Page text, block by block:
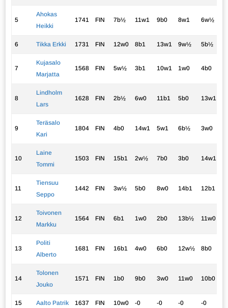
5
Ahokas
Heikki
1741 FIN 7b½ 11w1 9b0 8w1 6w½
6 Tikka Erkki 1731 FIN 12w0 8b1 13w1 9w½ 5b½
7
Kujasalo
Marjatta
1568 FIN 5w½ 3b1 10w1 1w0 4b0
8
Lindholm
Lars
1628 FIN 2b½ 6w0 11b1 5b0 13w1
9
Teräsalo
Kari
1804 FIN 4b0 14w1 5w1 6b½ 3w0
10
Laine
Tommi
1503 FIN 15b1 2w½ 7b0 3b0 14w1
11
Tiensuu
Seppo
1442 FIN 3w½ 5b0 8w0 14b1 12b1
12
Toivonen
Markku
1564 FIN 6b1 1w0 2b0 13b½ 11w0
13
Politi
Alberto
1681 FIN 16b1 4w0 6b0 12w½ 8b0
14
Tolonen
Jouko
1571 FIN 1b0 9b0 3w0 11w0 10b0
15 Aalto Patrik 1637 FIN 10w0 -0 -0 -0 -0